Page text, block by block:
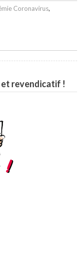
Coronavirus,
revendicatif !